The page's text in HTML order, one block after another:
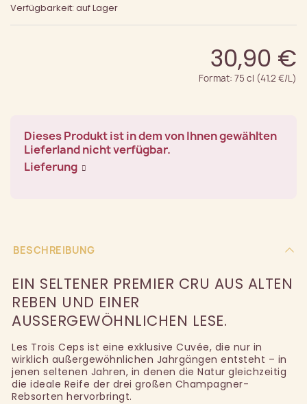
Verfügbarkeit: auf Lager
30,90 €
Format: 75 cl (41.2 €/L)
Dieses Produkt ist in dem von Ihnen gewählten
Lieferland nicht verfügbar.
Lieferung
BESCHREIBUNG
EIN SELTENER PREMIER CRU AUS ALTEN
REBEN UND EINER
AUSSERGEWÖHNLICHEN LESE.
Les Trois Ceps ist eine exklusive Cuvée, die nur in
wirklich außergewöhnlichen Jahrgängen entsteht – in
jenen seltenen Jahren, in denen die Natur gleichzeitig
die ideale Reife der drei großen Champagner-
Rebsorten hervorbringt.